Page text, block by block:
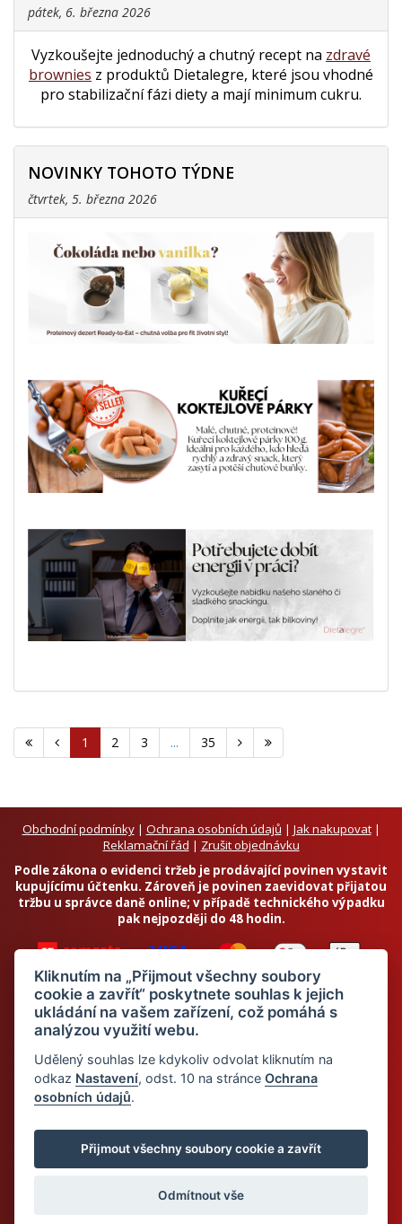
pátek, 6. března 2026
Vyzkoušejte jednoduchý a chutný recept na zdravé
brownies z produktů Dietalegre, které jsou vhodné
pro stabilizační fázi diety a mají minimum cukru.
NOVINKY TOHOTO TÝDNE
čtvrtek, 5. března 2026
1 2 3 ... 35
Obchodní podmínky| Ochrana osobních údajů | Jak nakupovat|
Reklamační řád | Zrušit objednávku
Podle zákona o evidenci tržeb je prodávající povinen vystavit
kupujícímu účtenku. Zároveň je povinen zaevidovat přijatou
tržbu u správce daně online; v případě technického výpadku
pak nejpozději do 48 hodin.
Chci odebírat newsletter
© 2026 Dietalegre - bílkovinná dieta pro zdravé hubnutí
Kliknutím na „Přijmout všechny soubory
cookie a zavřít“ poskytnete souhlas k jejich
ukládání na vašem zařízení, což pomáhá s
analýzou využití webu.
Udělený souhlas lze kdykoliv odvolat kliknutím na
odkaz Nastavení, odst. 10 na stránceOchrana
osobních údajů.
Přijmout všechny soubory cookie a zavřít
Odmítnout vše